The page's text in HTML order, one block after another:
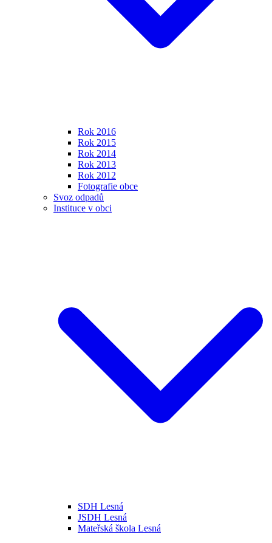
Rok 2016
Rok 2015
Rok 2014
Rok 2013
Rok 2012
Fotografie obce
Svoz odpadů
Instituce v obci
SDH Lesná
JSDH Lesná
Mateřská škola Lesná